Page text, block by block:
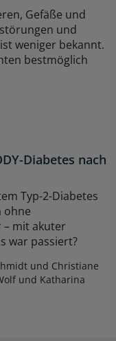
Gefäße und
und
weniger bekannt.
bestmöglich
Diabetes nach
Typ-2-Diabetes
ohne
– mit akuter
war passiert?
und Christiane
und Katharina